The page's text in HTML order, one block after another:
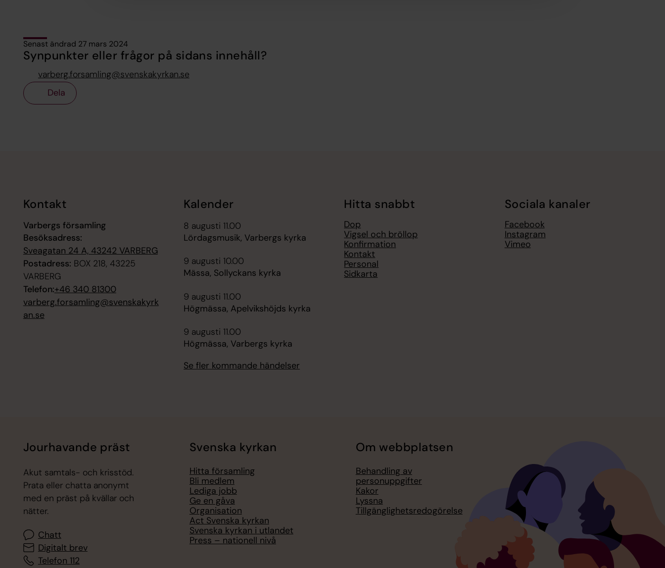
Senast ändrad 27 mars 2024
Synpunkter eller frågor på sidans innehåll?
varberg.forsamling@svenskakyrkan.se
Dela
Kontakt
Varbergs församling
Besöksadress:
Sveagatan 24 A, 43242 VARBERG
Postadress: BOX 218, 43225
VARBERG
Telefon:+46 340 81300
varberg.forsamling@svenskakyrk
an.se
Kalender
8 augusti 11.00
Lördagsmusik, Varbergs kyrka
9 augusti 10.00
Mässa, Sollyckans kyrka
9 augusti 11.00
Högmässa, Apelvikshöjds kyrka
9 augusti 11.00
Högmässa, Varbergs kyrka
Se fler kommande händelser
Hitta snabbt
Dop
Vigsel och bröllop
Konfirmation
Kontakt
Personal
Sidkarta
Sociala kanaler
Facebook
Instagram
Vimeo
Jourhavande präst
Akut samtals- och krisstöd.
Prata eller chatta anonymt
med en präst på kvällar och
nätter.
Chatt
Digitalt brev
Telefon 112
Svenska kyrkan
Hitta församling
Bli medlem
Lediga jobb
Ge en gåva
Organisation
Act Svenska kyrkan
Svenska kyrkan i utlandet
Press – nationell nivå
Om webbplatsen
Behandling av
personuppgifter
Kakor
Lyssna
Tillgänglighetsredogörelse